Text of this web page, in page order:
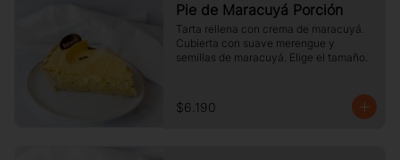
Pie de Maracuyá Porción
Tarta rellena con crema de maracuyá.
Cubierta con suave merengue y
semillas de maracuyá. Elige el tamaño.
$6.190